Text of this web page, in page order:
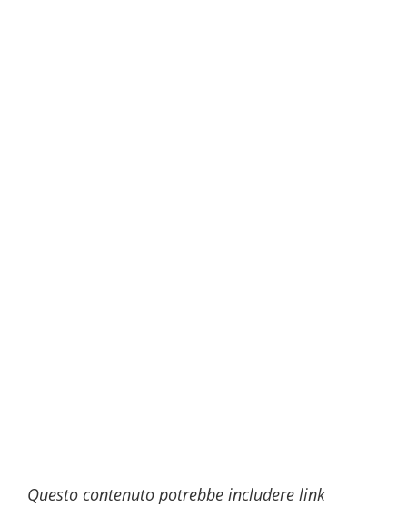
Questo contenuto potrebbe includere link